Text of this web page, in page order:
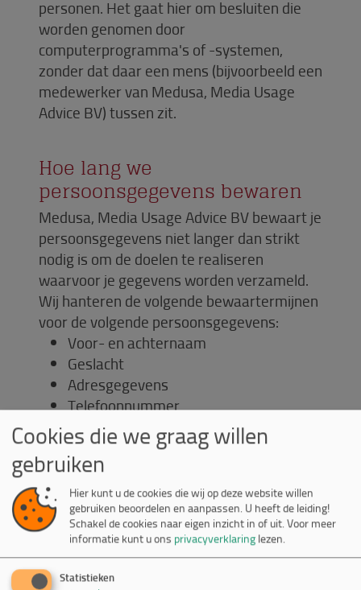
personen. Het gaat hier om besluiten die
worden genomen door
computerprogramma's of -systemen,
zonder dat daar een mens (bijvoorbeeld een
medewerker van Medusa, Media Usage
Advice BV) tussen zit.
Hoe lang we
persoonsgegevens bewaren
Medusa, Media Usage Advice BV bewaart je
persoonsgegevens niet langer dan strikt
nodig is om de doelen te realiseren
waarvoor je gegevens worden verzameld.
Wij hanteren de volgende bewaartermijnen
voor de volgende persoonsgegevens:
Voor- en achternaam
Geslacht
Adresgegevens
Telefoonnummer
E-mailadres
IP-adres
Overige persoonsgegevens die je actief
verstrekt bijvoorbeeld door een profiel
op deze website aan te maken, in
correspondentie en telefonisch
Gegevens over jouw activiteiten op
onze website
Cookies die we graag willen
gebruiken
Hier kunt u de cookies die wij op deze website willen
gebruiken beoordelen en aanpassen. U heeft de leiding!
Schakel de cookies naar eigen inzicht in of uit. Voor meer
informatie kunt u ons privacyverklaring lezen.
Statistieken